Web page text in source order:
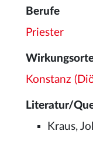
Berufe
Priester
Konstanz
Literatur/
Kraus,